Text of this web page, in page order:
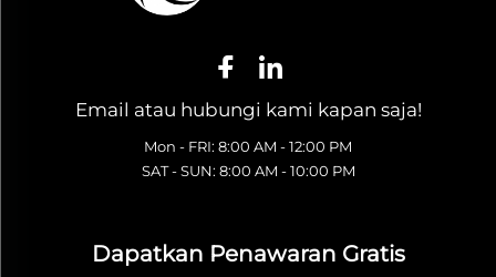
Email atau hubungi kami kapan saja!
Mon - FRI: 8:00 AM - 12:00 PM
SAT - SUN: 8:00 AM - 10:00 PM
Dapatkan Penawaran Gratis